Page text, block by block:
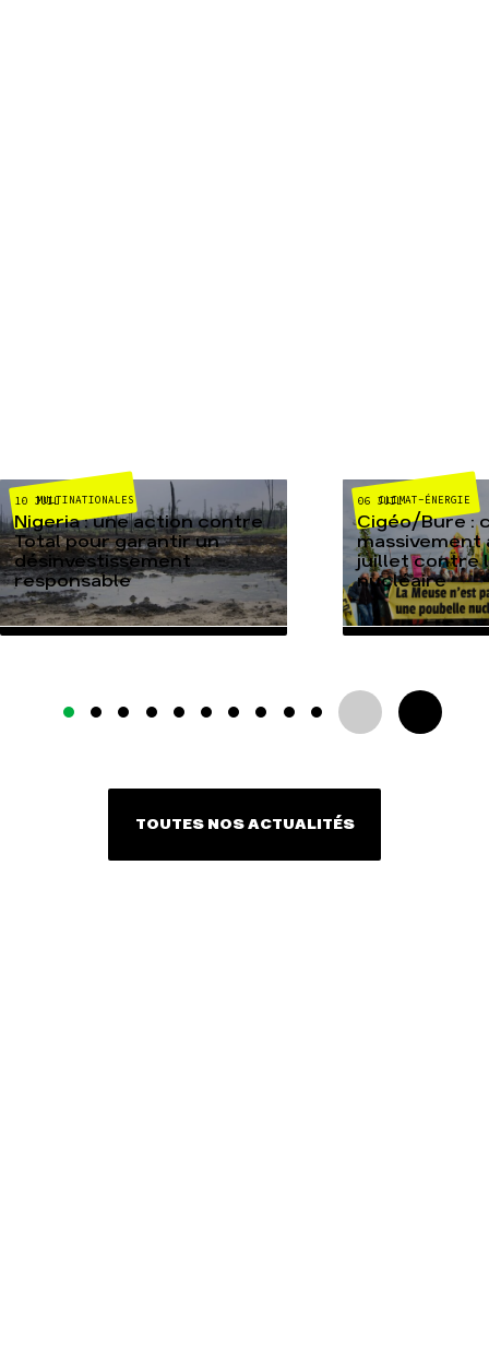
MULTINATIONALES
10 JUIL
Nigeria : une action contre
Total pour garantir un
désinvestissement
responsable
CLIMAT-ÉNERGIE
06 JUIL
Cigéo/Bure :
massivement
juillet contre
nucléaire
TOUTES NOS ACTUALITÉS